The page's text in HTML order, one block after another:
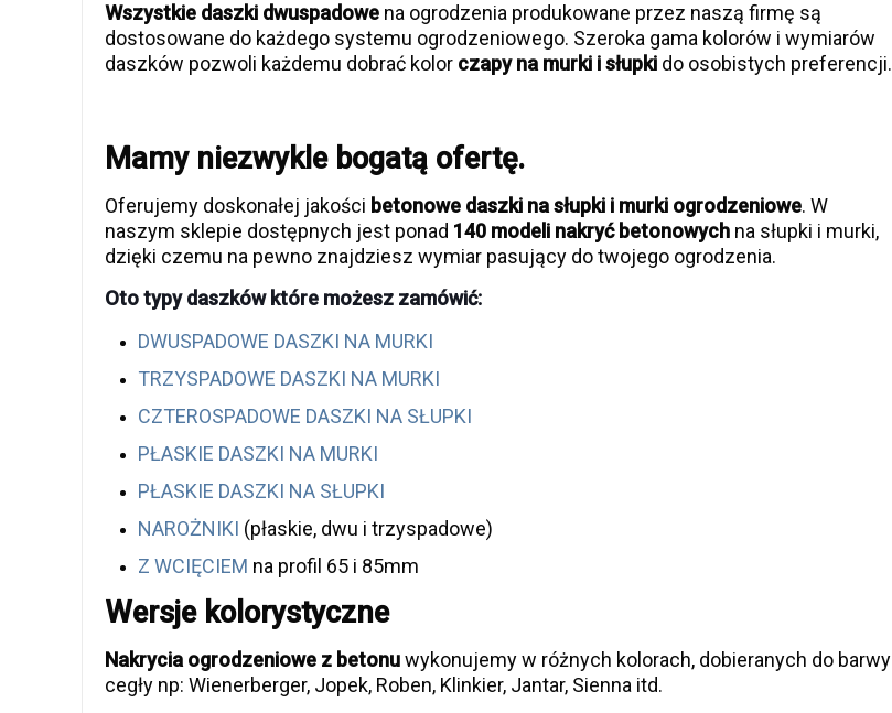
Wszystkie daszki dwuspadowe na ogrodzenia produkowane przez naszą firmę są
dostosowane do każdego systemu ogrodzeniowego. Szeroka gama kolorów i wymiarów
daszków pozwoli każdemu dobrać kolor czapy na murki i słupki do osobistych preferencji.
Mamy niezwykle bogatą ofertę.
Oferujemy doskonałej jakości betonowe daszki na słupki i murki ogrodzeniowe. W
naszym sklepie dostępnych jest ponad 140 modeli nakryć betonowych na słupki i murki,
dzięki czemu na pewno znajdziesz wymiar pasujący do twojego ogrodzenia.
Oto typy daszków które możesz zamówić:
DWUSPADOWE DASZKI NA MURKI
TRZYSPADOWE DASZKI NA MURKI
CZTEROSPADOWE DASZKI NA SŁUPKI
PŁASKIE DASZKI NA MURKI
PŁASKIE DASZKI NA SŁUPKI
NAROŻNIKI (płaskie, dwu i trzyspadowe)
Z WCIĘCIEM na profil 65 i 85mm
Wersje kolorystyczne
Nakrycia ogrodzeniowe z betonuwykonujemy w różnych kolorach, dobieranych do barwy
cegły np: Wienerberger, Jopek, Roben, Klinkier, Jantar, Sienna itd.